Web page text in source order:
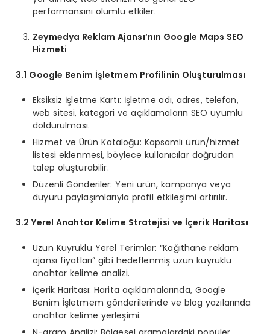
performansını olumlu etkiler.
Zeymedya Reklam Ajansı’nın Google Maps SEO
Hizmeti
3.1 Google Benim İşletmem Profilinin Oluşturulması
Eksiksiz İşletme Kartı: İşletme adı, adres, telefon,
web sitesi, kategori ve açıklamaların SEO uyumlu
doldurulması.
Hizmet ve Ürün Kataloğu: Kapsamlı ürün/hizmet
listesi eklenmesi, böylece kullanıcılar doğrudan
talep oluşturabilir.
Düzenli Gönderiler: Yeni ürün, kampanya veya
duyuru paylaşımlarıyla profil etkileşimi artırılır.
3.2 Yerel Anahtar Kelime Stratejisi ve İçerik Haritası
Uzun Kuyruklu Yerel Terimler: “Kağıthane reklam
ajansı fiyatları” gibi hedeflenmiş uzun kuyruklu
anahtar kelime analizi.
İçerik Haritası: Harita açıklamalarında, Google
Benim İşletmem gönderilerinde ve blog yazılarında
anahtar kelime yerleşimi.